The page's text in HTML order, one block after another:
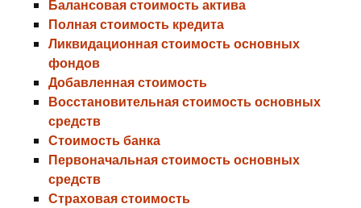
Балансовая стоимость актива
Полная стоимость кредита
Ликвидационная стоимость основных
фондов
Добавленная стоимость
Восстановительная стоимость основных
средств
Стоимость банка
Первоначальная стоимость основных
средств
Страховая стоимость